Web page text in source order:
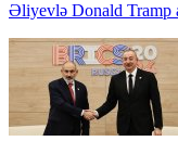
Əliyevlə Donald Tramp